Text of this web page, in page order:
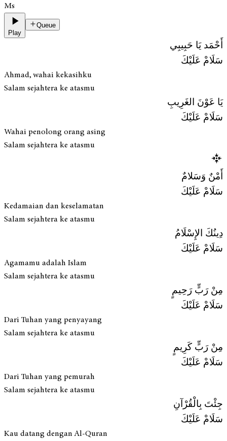
Ms
Play
Queue
أَحْمَد يَا حَبِيبِي
سَلَامْ عَلَيْكَ
Ahmad, wahai kekasihku
Salam sejahtera ke atasmu
يَا عَوْنَ الغَرِيبِ
سَلَامْ عَلَيْكَ
Wahai penolong orang asing
Salam sejahtera ke atasmu
أَمْنٌ وَسَلامٌ
سَلَامْ عَلَيْكَ
Kedamaian dan keselamatan
Salam sejahtera ke atasmu
دِينُكَ الإِسْلَامُ
سَلَامْ عَلَيْكَ
Agamamu adalah Islam
Salam sejahtera ke atasmu
مِنْ رَبٍّ رَحِيمٍ
سَلَامْ عَلَيْكَ
Dari Tuhan yang penyayang
Salam sejahtera ke atasmu
مِنْ رَبٍّ كَرِيمٍ
سَلَامْ عَلَيْكَ
Dari Tuhan yang pemurah
Salam sejahtera ke atasmu
جِئْتَ بِالْقُرْآنِ
سَلَامْ عَلَيْكَ
Kau datang dengan Al-Quran